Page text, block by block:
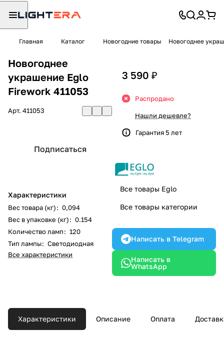
Главная Каталог Новогодние товары Новогоднее
Новогоднее
украшение Eglo
Firework 411053
Арт. 411053
Подписаться
Характеристики
Вес товара (кг): 0,094
Вес в упаковке (кг): 0.154
Количество ламп: 120
Тип лампы: Светодиодная
Все характеристики
3 590 ₽
Распродано
Нашли дешевле?
Гарантия 5 лет
Все товары Eglo
Все товары категории
Написать в Telegram
Написать в
WhatsApp
Характеристики Описание Оплата